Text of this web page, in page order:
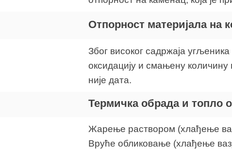
Отпорност материјала на
Због високог садржаја
оксидацију и смањену количину
није дата.
Термичка обрада и топло
Жарење раствором (хлађење
Вруће обликовање (хлађење